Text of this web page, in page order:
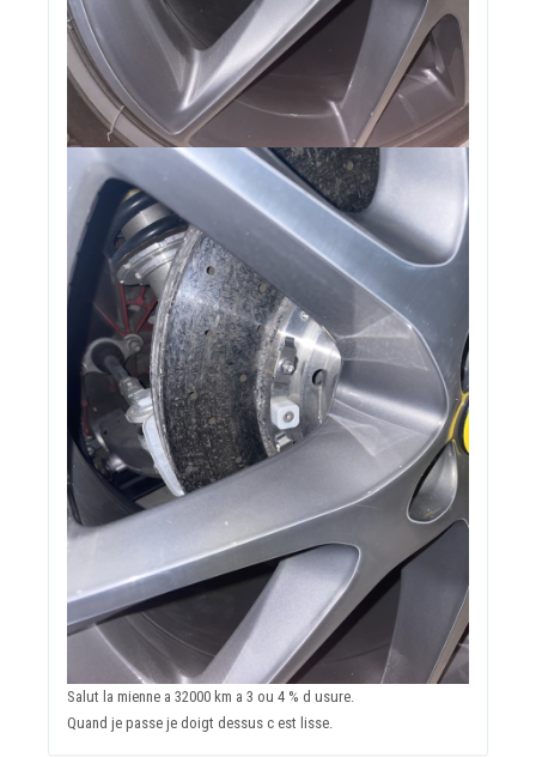
Salut la mienne a 32000 km a 3 ou 4 % d usure.
Quand je passe je doigt dessus c est lisse.